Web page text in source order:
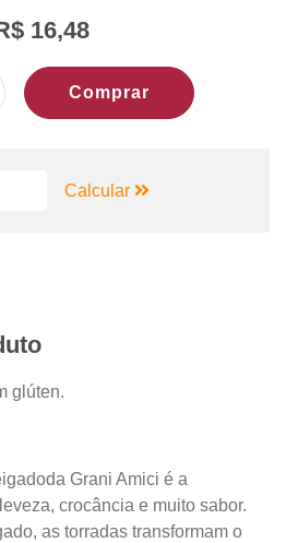
16,48
Comprar
Calcular
glúten.
Grani Amici é a
crocância e muito sabor.
, as torradas transformam o